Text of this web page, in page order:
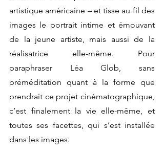
artistique américaine – et tisse au fil des
images le portrait intime et émouvant
de la jeune artiste, mais aussi de la
réalisatrice elle-même. Pour
paraphraser Léa Glob, sans
préméditation quant à la forme que
prendrait ce projet cinématographique,
c’est finalement la vie elle-même, et
toutes ses facettes, qui s’est installée
dans les images.